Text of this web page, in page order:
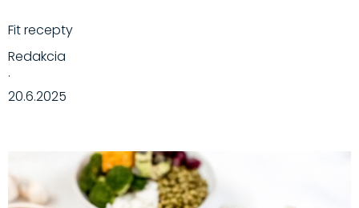
Fit recepty
Redakcia
·
20.6.2025